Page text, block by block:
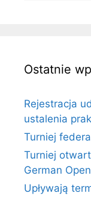
Ostatnie
Rejestracja
ustalenia
Turniej
Turniej
German
Upływają